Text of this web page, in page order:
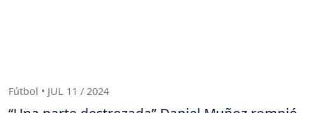
Fútbol • JUL 11 / 2024